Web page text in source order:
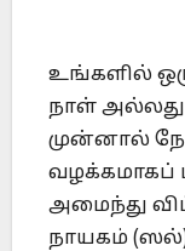
உங்களில்
நாள் அல்லது
முன்னால்
வழக்கமாகப்
அமைந்து
நாயகம்